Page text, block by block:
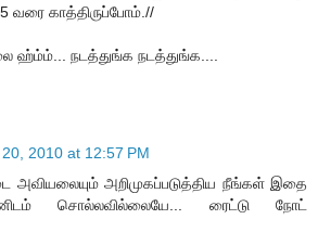
வரை காத்திருப்போம்.//
ஹ்ம்ம்... நடத்துங்க நடத்துங்க....
2010 at 12:57 PM
அவியலையும் அறிமுகப்படுத்திய நீங்கள் இதை
சொல்லவில்லையே... ரைட்டு நோட்